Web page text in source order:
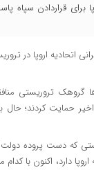
برای قراردادن سپاه
اتحادیه اروپا در
تروریستی
حمایت کردند؛ حال
که دست پروده‌
دارد، اکنون با کدام